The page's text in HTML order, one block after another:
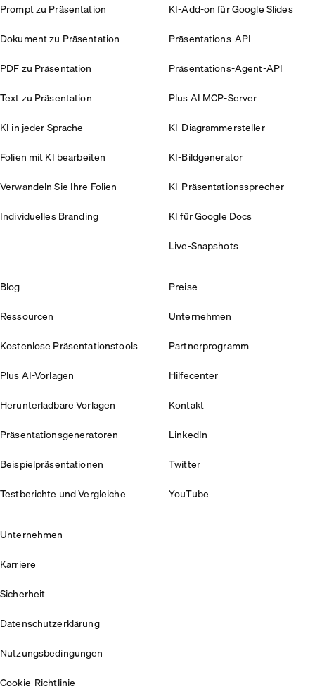
Prompt zu Präsentation
Dokument zu Präsentation
PDF zu Präsentation
Text zu Präsentation
KI in jeder Sprache
Folien mit KI bearbeiten
Verwandeln Sie Ihre Folien
Individuelles Branding
KI-Add-on für Google Slides
Präsentations-API
Präsentations-Agent-API
Plus AI MCP-Server
KI-Diagrammersteller
KI-Bildgenerator
KI-Präsentationssprecher
KI für Google Docs
Live-Snapshots
Blog
Ressourcen
Kostenlose Präsentationstools
Plus AI-Vorlagen
Herunterladbare Vorlagen
Präsentationsgeneratoren
Beispielpräsentationen
Testberichte und Vergleiche
Preise
Unternehmen
Partnerprogramm
Hilfecenter
Kontakt
LinkedIn
Twitter
YouTube
Unternehmen
Karriere
Sicherheit
Datenschutzerklärung
Nutzungsbedingungen
Cookie-Richtlinie